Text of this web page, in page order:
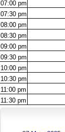
07:00 pm
07:30 pm
08:00 pm
08:30 pm
09:00 pm
09:30 pm
10:00 pm
10:30 pm
11:00 pm
11:30 pm